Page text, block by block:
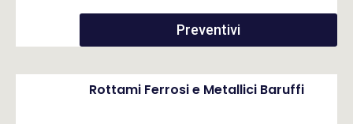
Preventivi
Rottami Ferrosi e Metallici Baruffi